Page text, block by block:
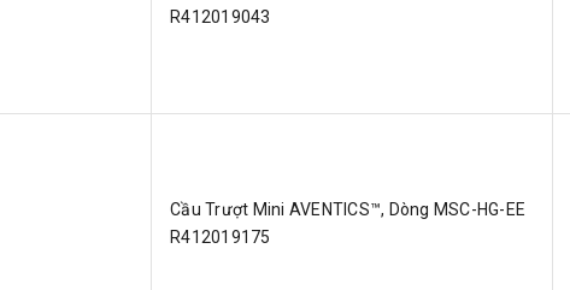
R412019043
Cầu Trượt Mini AVENTICS™, Dòng MSC-HG-EE
R412019175